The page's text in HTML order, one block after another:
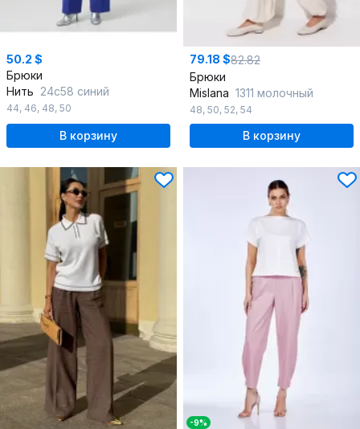
50.2 $
Брюки
Нить 24с58 синий
44, 46, 48, 50
В корзину
79.18 $82.82
Брюки
Mislana 1311 молочный
48, 50, 52, 54
В корзину
-9%